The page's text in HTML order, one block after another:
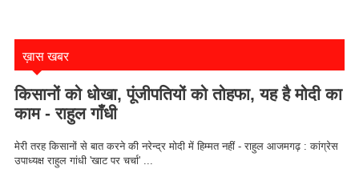
ख़ास खबर
किसानों को धोखा, पूंजीपतियों को तोहफा, यह है मोदी का
काम - राहुल गाँधी
मेरी तरह किसानों से बात करने की नरेन्द्र मोदी में हिम्मत नहीं - राहुल आजमगढ़ : कांग्रेस
उपाध्यक्ष राहुल गांधी 'खाट पर चर्चा' ...